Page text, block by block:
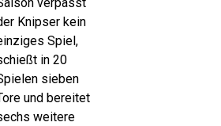
Knipser kein
Spiel,
in 20
sieben
und bereitet
weitere